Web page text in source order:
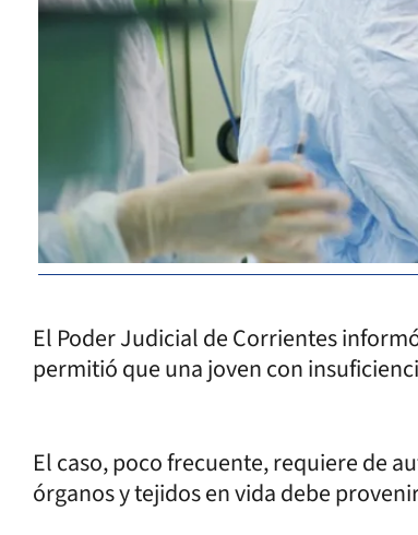
El Poder Judicial de Corrientes
permitió que una joven con
El caso, poco frecuente, requiere de
órganos y tejidos en vida debe